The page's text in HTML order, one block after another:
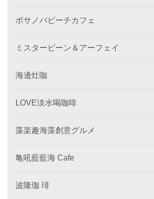
ボサノバビーチカフェ
ミスタービーン＆アーフェイ
海邊灶咖
LOVE淡水喝咖啡
藻楽趣海藻創意グルメ
亀吼藍藍海 Cafe
波隆珈 琲